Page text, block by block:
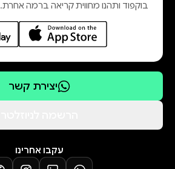
בוקפוד ותהנו מחווית קריאה ברמה אחרת.
יצירת קשר
עקבו אחרינו